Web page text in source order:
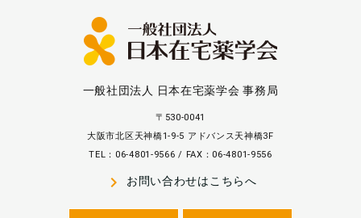
一般社団法人 日本在宅薬学会 事務局
〒530-0041
大阪市北区天神橋1-9-5 アドバンス天神橋3F
TEL：06-4801-9566 / FAX：06-4801-9556
navigate_next お問い合わせはこちらへ